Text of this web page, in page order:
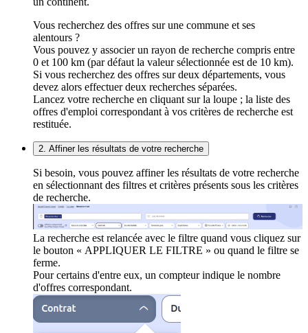
Vous recherchez des offres sur une commune et ses
alentours ?
Vous pouvez y associer un rayon de recherche compris entre
0 et 100 km (par défaut la valeur sélectionnée est de 10 km).
Si vous recherchez des offres sur deux départements, vous
devez alors effectuer deux recherches séparées.
Lancez votre recherche en cliquant sur la loupe ; la liste des
offres d'emploi correspondant à vos critères de recherche est
restituée.
2. Affiner les résultats de votre recherche
Si besoin, vous pouvez affiner les résultats de votre recherche
en sélectionnant des filtres et critères présents sous les critères
de recherche.
La recherche est relancée avec le filtre quand vous cliquez sur
le bouton « APPLIQUER LE FILTRE » ou quand le filtre se
ferme.
Pour certains d'entre eux, un compteur indique le nombre
d'offres correspondant.